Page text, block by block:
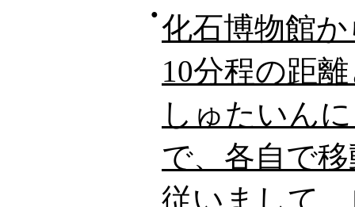
● 化石博物館
10分程の距
しゅたいん
で、各自で
従いまして